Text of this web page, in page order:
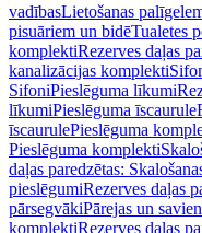
vadībasLietošanas
pisuāriem un bidēTualetes
komplektiRezerves daļas
kanalizācijas komplekti
SifoniPieslēguma līkumi
līkumiPieslēguma īscaurule
īscaurulePieslēguma
Pieslēguma komplekti
daļas paredzētas:
pieslēgumiRezerves daļas
pārsegvākiPārejas un
komplektiRezerves daļas